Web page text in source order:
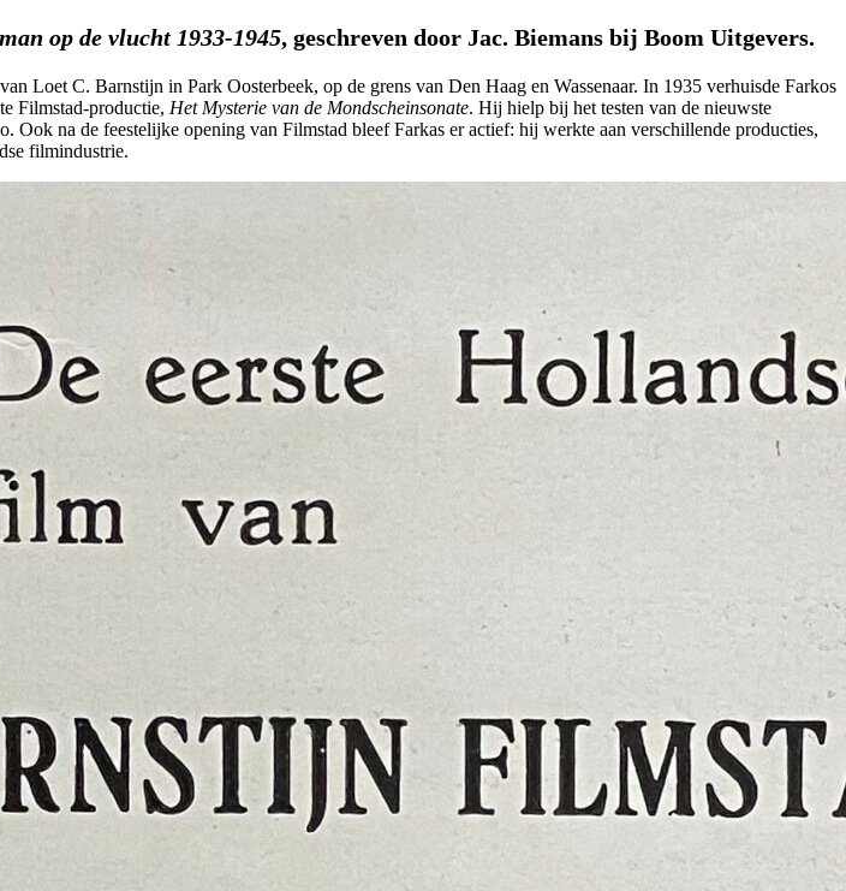
op de vlucht 1933-1945, geschreven door Jac. Biemans bij Boom Uitgevers.
Loet C. Barnstijn in Park Oosterbeek, op de grens van Den Haag en Wassenaar. In 1935 verhuisde Farkos
Filmstad-productie, Het Mysterie van de Mondscheinsonate. Hij hielp bij het testen van de nieuwste
na de feestelijke opening van Filmstad bleef Farkas er actief: hij werkte aan verschillende producties,
filmindustrie.